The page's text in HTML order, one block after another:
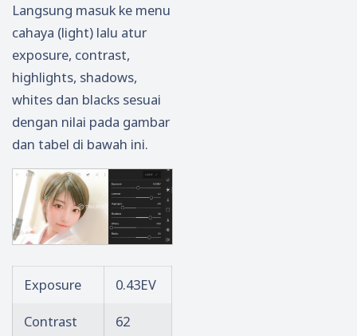
Langsung masuk ke menu
cahaya (light) lalu atur
exposure, contrast,
highlights, shadows,
whites dan blacks sesuai
dengan nilai pada gambar
dan tabel di bawah ini.
Exposure
0.43EV
Contrast
62